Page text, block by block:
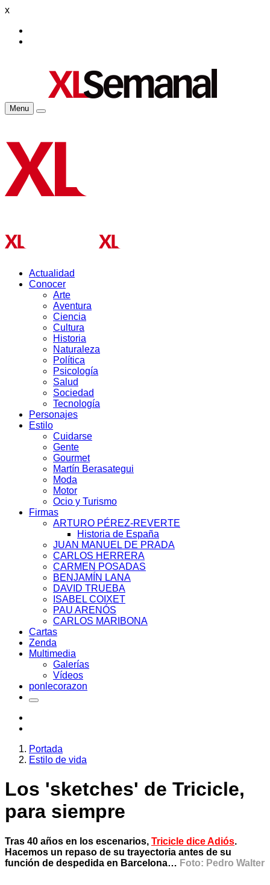
x
Menu
Actualidad
Conocer
Arte
Aventura
Ciencia
Cultura
Historia
Naturaleza
Política
Psicología
Salud
Sociedad
Tecnología
Personajes
Estilo
Cuidarse
Gente
Gourmet
Martín Berasategui
Moda
Motor
Ocio y Turismo
Firmas
ARTURO PÉREZ-REVERTE
Historia de España
JUAN MANUEL DE PRADA
CARLOS HERRERA
CARMEN POSADAS
BENJAMÍN LANA
DAVID TRUEBA
ISABEL COIXET
PAU ARENÓS
CARLOS MARIBONA
Cartas
Zenda
Multimedia
Galerías
Vídeos
ponlecorazon
Portada
Estilo de vida
Los 'sketches' de Tricicle,
para siempre
Tras 40 años en los escenarios, Tricicle dice Adiós.
Hacemos un repaso de su trayectoria antes de su
función de despedida en Barcelona… Foto: Pedro Walter